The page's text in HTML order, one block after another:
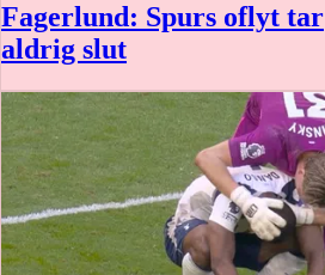
Fagerlund: Spurs oflyt tar
aldrig slut